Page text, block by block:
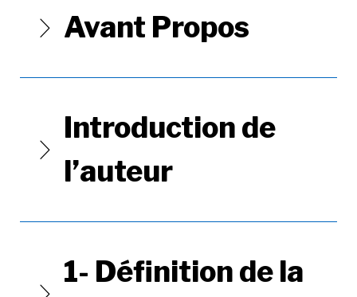
Avant Propos
Introduction de
l’auteur
1- Définition de la